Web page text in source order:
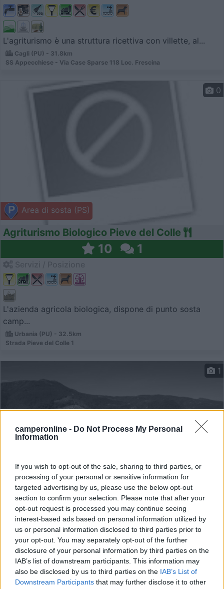
camperonline - Do Not Process My Personal
Information
If you wish to opt-out of the sale, sharing to third parties, or
processing of your personal or sensitive information for
targeted advertising by us, please use the below opt-out
section to confirm your selection. Please note that after your
opt-out request is processed you may continue seeing
interest-based ads based on personal information utilized by
us or personal information disclosed to third parties prior to
your opt-out. You may separately opt-out of the further
disclosure of your personal information by third parties on the
IAB’s list of downstream participants. This information may
also be disclosed by us to third parties on the IAB’s List of
Downstream Participants that may further disclose it to other
L'agriturismo è una struttura ricettiva con villette, al...
Cagli (PU) - 31.8km
SS Appecchiese - Via Case Sparse 118 Loc. Frescina
Area di sosta (PS)
0
Agriturismo Biologico Pieve del Colle
10 1
L'azienda agricola biologica, dispone di punto sosta
camp...
Urbania (PU) - 32.5km
Strada Pieve del Colle 1
Area di sosta (AA)
1
Agriturismo I Conti
8,4 8
Servizi / Posizione